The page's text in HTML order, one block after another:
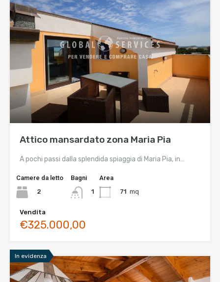
Attico mansardato zona Maria Pia
A pochi passi dalla splendida spiaggia di Maria Pia, in…
Camere da letto
2
Bagni
1
Area
71 mq
Vendita
€325.000,00
In evidenza